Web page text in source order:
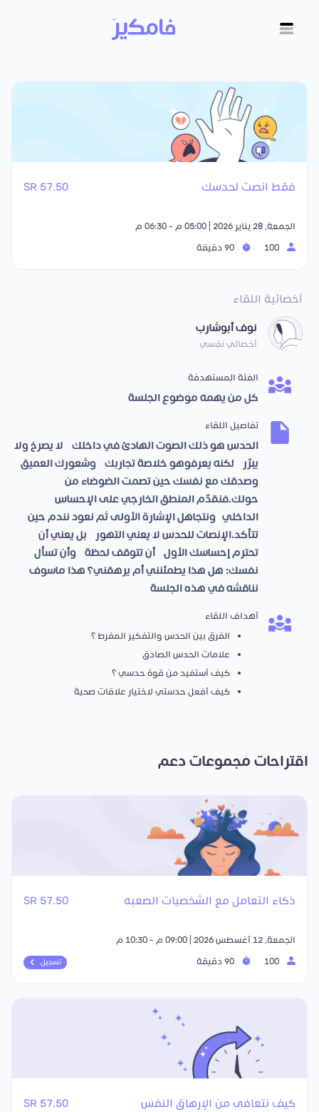
فقط انصت لحدسك 57.50 SR
الجمعة, 28 يناير 2026 | 05:00 م - 06:30 م
أخصائية اللقاء
نوف أبوشارب
أخصائي نفسي
الفئة المستهدفة
كل من يهمه موضوع الجلسة
تفاصيل اللقاء
الحدس هو ذلك الصوت الهادئ في داخلك، لا يصرخ ولا
يبرّر، لكنه يعرفوهو خلاصة تجاربك، وشعورك العميق،
وصدقك مع نفسك حين تصمت الضوضاء من
حولك.فنقدّم المنطق الخارجي على الإحساس
الداخلي،ونتجاهل الإشارة الأولى ثم نعود نندم حين
تتأكد.الإنصات للحدس لا يعني التهور، بل يعني أن
تحترم إحساسك الأول، أن تتوقف لحظة، وأن تسأل
نفسك: هل هذا يطمئنني أم يرهقني؟ هذا ماسوف
نناقشه في هذه الجلسة
أهداف اللقاء
الفرق بين الحدس والتفكير المفرط ؟
علامات الحدس الصادق
كيف أستفيد من قوة حدسي ؟
كيف أفعل حدستي لاختيار علاقات صحية
اقتراحات مجموعات دعم
ذكاء التعامل مع الشخصيات الصعبه 57.50 SR
الجمعة, 12 أغسطس 2026 | 09:00 م - 10:30 م
تسجيل
كيف نتعافى من الإرهاق النفس 57.50 SR